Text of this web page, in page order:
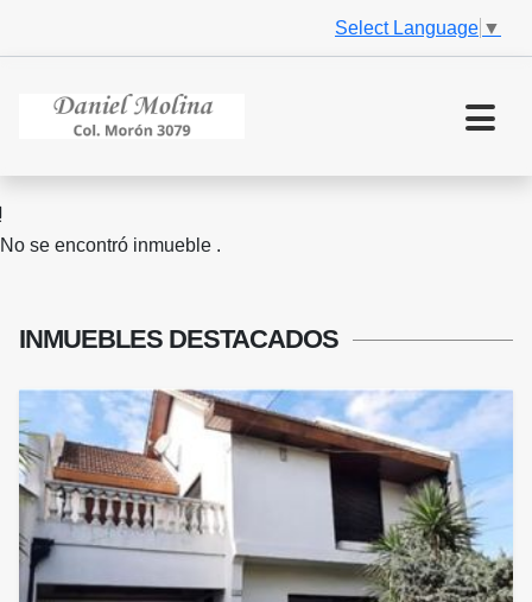
Select Language ▼
No se encontró inmueble .
INMUEBLES DESTACADOS